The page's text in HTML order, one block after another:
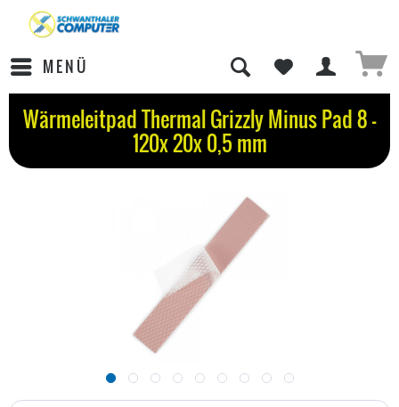
MENÜ
Wärmeleitpad Thermal Grizzly Minus Pad 8 -
120x 20x 0,5 mm